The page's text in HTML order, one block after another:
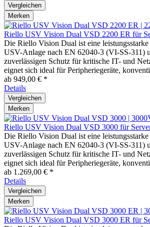
Vergleichen
Merken
Riello USV Vision Dual VSD 2200 ER für
Die Riello Vision Dual ist eine
USV-Anlage nach EN 62040-3 (VI-SS-311)
zuverlässigen Schutz für kritische IT- und
eignet sich ideal für Peripheriegeräte,
ab 949,00 € *
Details
Vergleichen
Merken
Riello USV Vision Dual VSD 3000 für
Die Riello Vision Dual ist eine
USV-Anlage nach EN 62040-3 (VI-SS-311)
zuverlässigen Schutz für kritische IT- und
eignet sich ideal für Peripheriegeräte,
ab 1.269,00 € *
Details
Vergleichen
Merken
Riello USV Vision Dual VSD 3000 ER für